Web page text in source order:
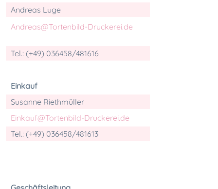
Andreas Luge
Andreas@Tortenbild-Druckerei.de
Tel.: (+49) 036458/481616
Einkauf
Susanne Riethmüller
Einkauf@Tortenbild-Druckerei.de
Tel.: (+49) 036458/481613